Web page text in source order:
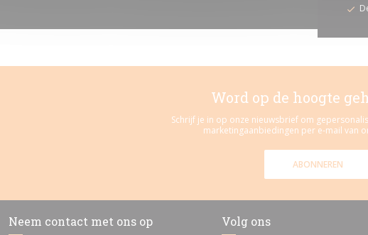
Word op de hoogte
Schrijf je in op onze nieuwsbrief om
marketingaanbiedingen per e-mail van
ABONNEREN
Neem contact met ons op Volg ons